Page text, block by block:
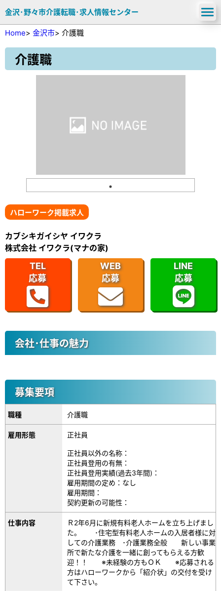
金沢･野々市介護転職･求人情報センター
Home> 金沢市> 介護職
介護職
ハローワーク掲載求人
カブシキガイシヤ イワクラ
株式会社 イワクラ(マナの家)
TEL
応募
WEB
応募
LINE
応募
会社･仕事の魅力
募集要項
職種 介護職
雇用形態 正社員
正社員以外の名称：
正社員登用の有無：
正社員登用実績(過去3年間)：
雇用期間の定め：なし
雇用期間：
契約更新の可能性：
仕事内容
Ｒ2年6月に新規有料老人ホームを立ち上げまし
た。 ･住宅型有料老人ホームの入居者様に対
しての介護業務 ･介護業務全般 新しい事業
所で新たな介護を一緒に創ってもらえる方歓
迎！！ ※未経験の方もＯＫ ※応募される
方はハローワークから「紹介状」の交付を受け
て下さい。